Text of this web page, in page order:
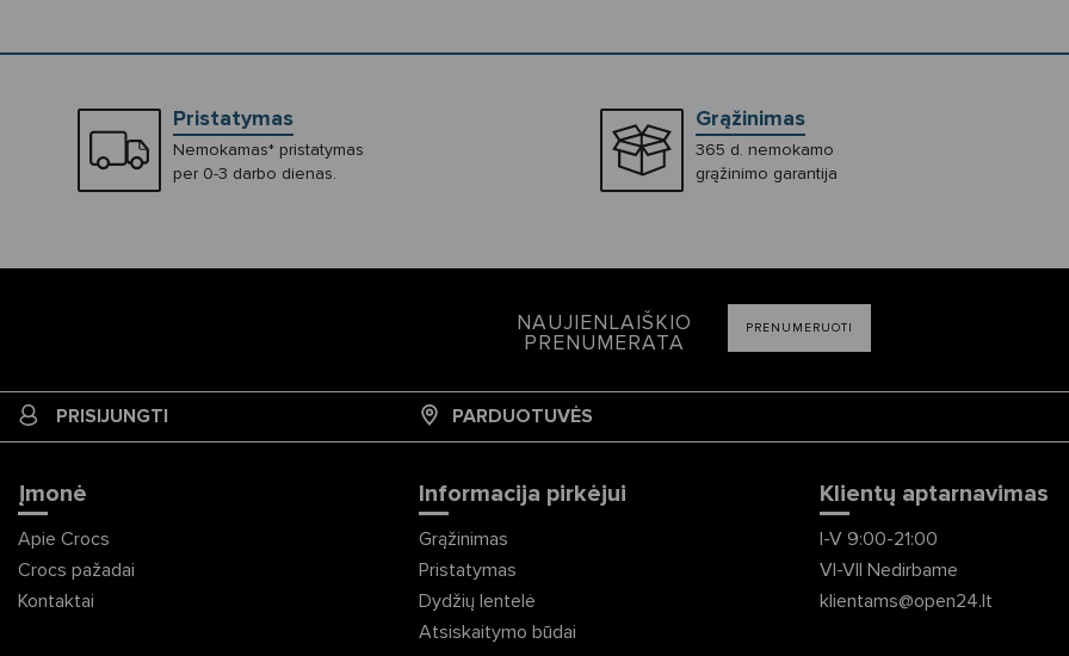
Pristatymas
Nemokamas* pristatymas
per 0-3 darbo dienas.
Grąžinimas
365 d. nemokamo
grąžinimo garantija
NAUJIENLAIŠKIO
PRENUMERATA
PRENUMERUOTI
PRISIJUNGTI PARDUOTUVĖS
Įmonė
Apie Crocs
Crocs pažadai
Kontaktai
Informacija pirkėjui
Grąžinimas
Pristatymas
Dydžių lentelė
Atsiskaitymo būdai
Klientų aptarnavimas
I-V 9:00-21:00
VI-VII Nedirbame
klientams@open24.lt